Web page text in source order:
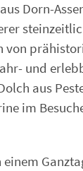
Dorn-
von
und
aus
im